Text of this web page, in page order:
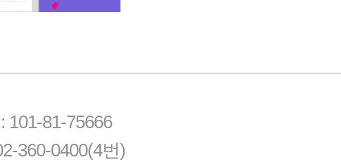
101-81-75666
360-0400(4번)